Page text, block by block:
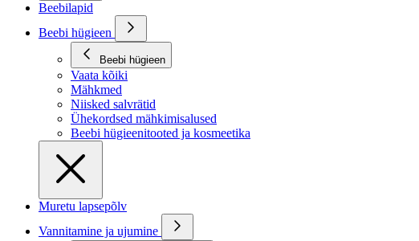
Beebilapid
Beebi hügieen
Beebi hügieen
Vaata kõiki
Mähkmed
Niisked salvrätid
Ühekordsed mähkimisalused
Beebi hügieenitooted ja kosmeetika
Muretu lapsepõlv
Vannitamine ja ujumine